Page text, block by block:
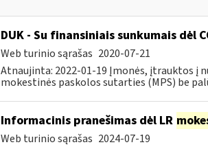
DUK - Su finansiniais sunkumais dėl
Web turinio sąrašas 2020-07-21
Atnaujinta: 2022-01-19 Įmonės, įtrauktos į
mokestinės paskolos sutarties (MPS) be
Informacinis pranešimas dėl LR
Web turinio sąrašas 2024-07-19